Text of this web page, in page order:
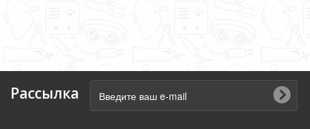
Рассылка